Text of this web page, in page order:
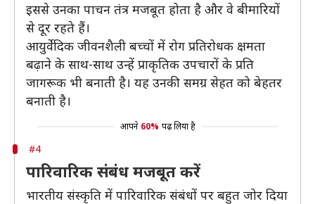
इससे उनका पाचन तंत्र मजबूत होता है और वे बीमारियों
से दूर रहते हैं।
आयुर्वेदिक जीवनशैली बच्चों में रोग प्रतिरोधक क्षमता
बढ़ाने के साथ-साथ उन्हें प्राकृतिक उपचारों के प्रति
जागरूक भी बनाती है। यह उनकी समग्र सेहत को बेहतर
बनाती है।
आपने 60% पढ़ लिया है
#4
पारिवारिक संबंध मजबूत करें
भारतीय संस्कृति में पारिवारिक संबंधों पर बहुत जोर दिया